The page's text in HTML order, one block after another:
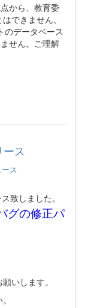
から、教育委
できません。
のデータベース
せん。ご理解
ス
ス
致しました。
グの修正パ
いします。